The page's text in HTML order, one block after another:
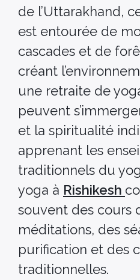
de l’Uttarakhand,
est entourée de
cascades et de
créant
une retraite de
peuvent
et la spiritualité
apprenant les
traditionnels du
yoga à Rishikesh
souvent des cours
méditations, des
purification et des
traditionnelles.